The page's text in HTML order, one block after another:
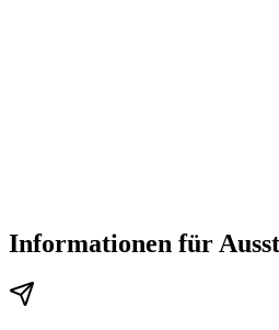
Sie in wenigen Minuten auf dem
Informationen für